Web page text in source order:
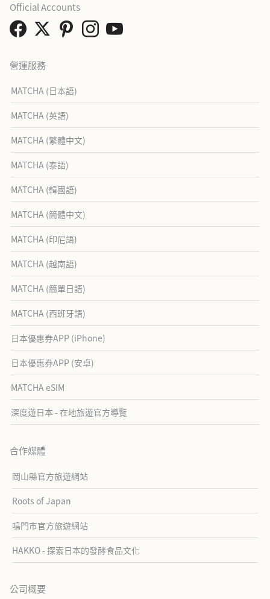
營運服務
MATCHA (日本語)
MATCHA (英語)
MATCHA (繁體中文)
MATCHA (泰語)
MATCHA (韓國語)
MATCHA (簡體中文)
MATCHA (印尼語)
MATCHA (越南語)
MATCHA (簡單日語)
MATCHA (西班牙語)
日本優惠券APP (iPhone)
日本優惠券APP (安卓)
MATCHA eSIM
深度遊日本 - 在地旅遊官方導覽
合作媒體
岡山縣官方旅遊網站
Roots of Japan
鳴門市官方旅遊網站
HAKKO - 探索日本的發酵食品文化
公司概要
Official Accounts